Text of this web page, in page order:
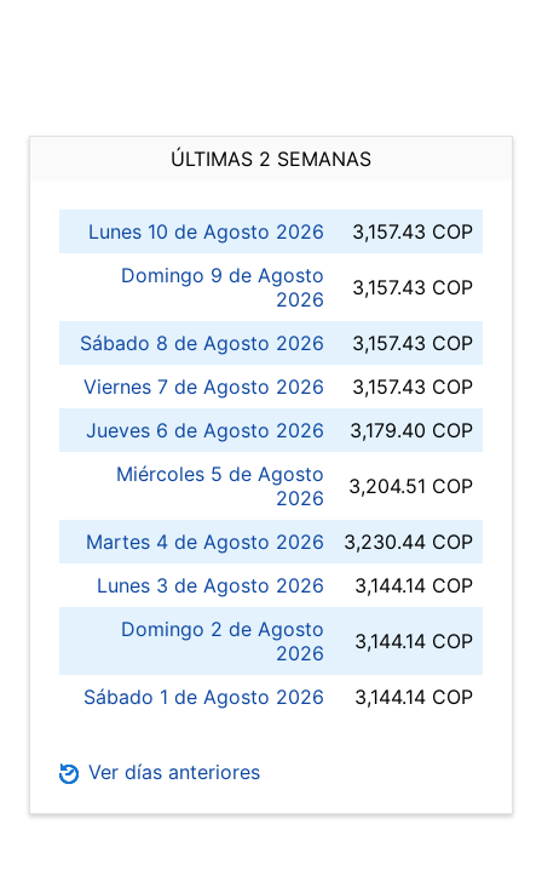
ÚLTIMAS 2 SEMANAS
Lunes 10 de Agosto 2026
3,157.43 COP
Domingo 9 de Agosto
2026
3,157.43 COP
Sábado 8 de Agosto 2026
3,157.43 COP
Viernes 7 de Agosto 2026
3,157.43 COP
Jueves 6 de Agosto 2026
3,179.40 COP
Miércoles 5 de Agosto
2026
3,204.51 COP
Martes 4 de Agosto 2026
3,230.44 COP
Lunes 3 de Agosto 2026
3,144.14 COP
Domingo 2 de Agosto
2026
3,144.14 COP
Sábado 1 de Agosto 2026 3,144.14 COP
Ver días anteriores